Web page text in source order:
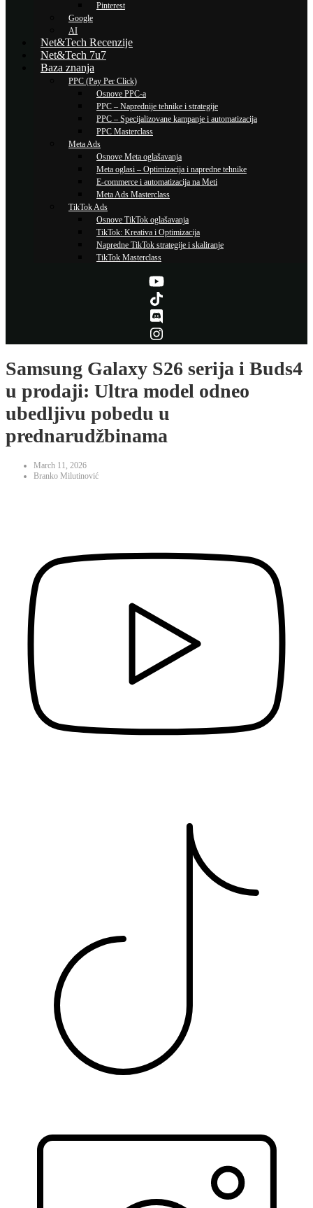
Pinterest
Google
AI
Net&Tech Recenzije
Net&Tech 7u7
Baza znanja
PPC (Pay Per Click)
Osnove PPC-a
PPC – Naprednije tehnike i strategije
PPC – Specijalizovane kampanje i automatizacija
PPC Masterclass
Meta Ads
Osnove Meta oglašavanja
Meta oglasi – Optimizacija i napredne tehnike
E-commerce i automatizacija na Meti
Meta Ads Masterclass
TikTok Ads
Osnove TikTok oglašavanja
TikTok: Kreativa i Optimizacija
Napredne TikTok strategije i skaliranje
TikTok Masterclass
Samsung Galaxy S26 serija i Buds4
u prodaji: Ultra model odneo
ubedljivu pobedu u
prednarudžbinama
March 11, 2026
Branko Milutinović